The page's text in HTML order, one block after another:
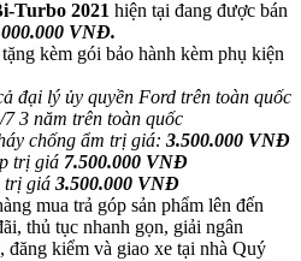
Turbo 2021 hiện tại đang được bán
VNĐ.
kèm gói bảo hành kèm phụ kiện
đại lý ủy quyền Ford trên toàn quốc
3 năm trên toàn quốc
chống ẩm trị giá: 3.500.000 VNĐ
trị giá 7.500.000 VNĐ
trị giá 3.500.000 VNĐ
mua trả góp sản phẩm lên đến
thủ tục nhanh gọn, giải ngân
kiểm và giao xe tại nhà Quý